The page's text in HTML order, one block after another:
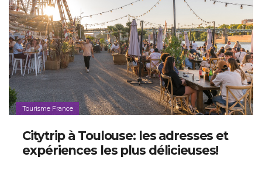
Tourisme France
Citytrip à Toulouse: les adresses et
expériences les plus délicieuses!